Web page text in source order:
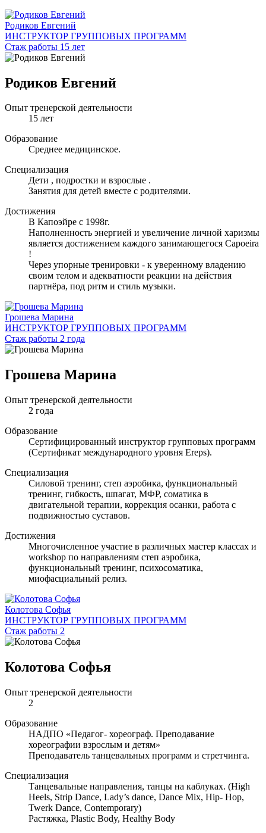
Родиков Евгений
ИНСТРУКТОР ГРУППОВЫХ ПРОГРАММ
Стаж работы 15 лет
Родиков Евгений
Опыт тренерской деятельности
15 лет
Образование
Среднее медицинское.
Специализация
Дети , подростки и взрослые .
Занятия для детей вместе с родителями.
Достижения
В Капоэйре с 1998г.
Наполненность энергией и увеличение личной харизмы
является достижением каждого занимающегося Capoeira
!
Через упорные тренировки - к уверенному владению
своим телом и адекватности реакции на действия
партнёра, под ритм и стиль музыки.
Грошева Марина
ИНСТРУКТОР ГРУППОВЫХ ПРОГРАММ
Стаж работы 2 года
Грошева Марина
Опыт тренерской деятельности
2 года
Образование
Сертифицированный инструктор групповых программ
(Сертификат международного уровня Ereps).
Специализация
Силовой тренинг, степ аэробика, функциональный
тренинг, гибкость, шпагат, МФР, соматика в
двигательной терапии, коррекция осанки, работа с
подвижностью суставов.
Достижения
Многочисленное участие в различных мастер классах и
workshop по направлениям степ аэробика,
функциональный тренинг, психосоматика,
миофасциальный релиз.
Колотова Софья
ИНСТРУКТОР ГРУППОВЫХ ПРОГРАММ
Стаж работы 2
Колотова Софья
Опыт тренерской деятельности
2
Образование
НАДПО «Педагог- хореограф. Преподавание
хореографии взрослым и детям»
Преподаватель танцевальных программ и стретчинга.
Специализация
Танцевальные направления, танцы на каблуках. (High
Heels, Strip Dance, Lady’s dance, Dance Mix, Hip- Hop,
Twerk Dance, Contemporary)
Растяжка, Plastic Body, Healthy Body